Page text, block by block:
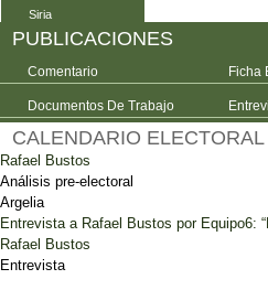
Siria
PUBLICACIONES
Comentario Ficha
Documentos De Trabajo
CALENDARIO ELECTORAL
Rafael Bustos
Análisis pre-electoral
Argelia
Entrevista a Rafael Bustos por Equipo6:
Rafael Bustos
Entrevista